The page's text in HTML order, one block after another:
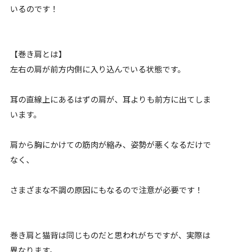
いるのです！
【巻き肩とは】
左右の肩が前方内側に入り込んでいる状態です。
耳の直線上にあるはずの肩が、耳よりも前方に出てしま
います。
肩から胸にかけての筋肉が縮み、姿勢が悪くなるだけで
なく、
さまざまな不調の原因にもなるので注意が必要です！
巻き肩と猫背は同じものだと思われがちですが、実際は